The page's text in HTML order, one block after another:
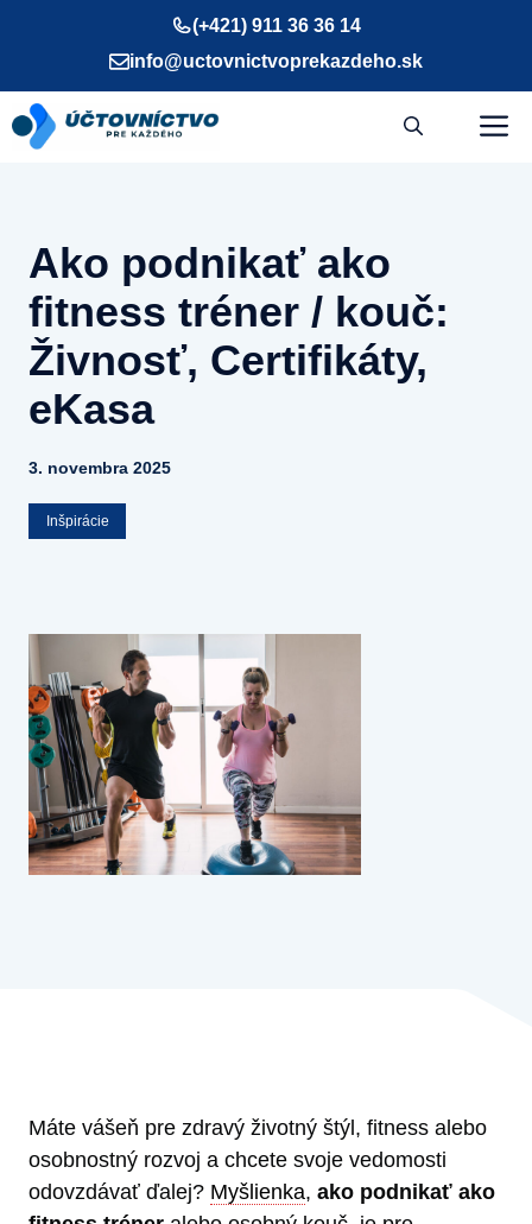
(+421) 911 36 36 14
info@uctovnictvoprekazdeho.sk
Ako podnikať ako
fitness tréner / kouč:
Živnosť, Certifikáty,
eKasa
3. novembra 2025
Inšpirácie
Máte vášeň pre zdravý životný štýl, fitness alebo
osobnostný rozvoj a chcete svoje vedomosti
odovzdávať ďalej? Myšlienka, ako podnikať ako